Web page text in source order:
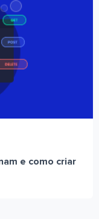
e como criar